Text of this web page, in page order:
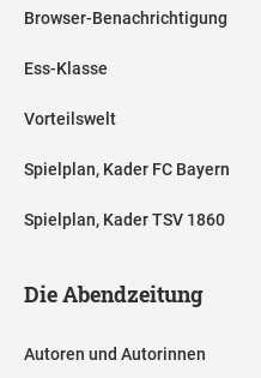
Browser-Benachrichtigung
Ess-Klasse
Vorteilswelt
Spielplan, Kader FC Bayern
Spielplan, Kader TSV 1860
Die Abendzeitung
Autoren und Autorinnen